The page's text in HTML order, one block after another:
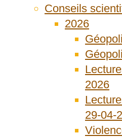
Conseils
2026
2026
29-04-